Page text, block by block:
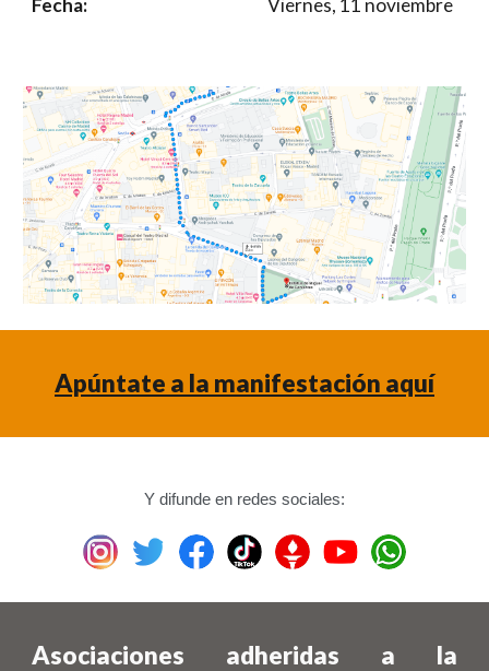
Fecha: Viernes, 11 noviembre
Apúntate a la manifestación aquí
Y difunde en redes sociales:
Asociaciones adheridas a la